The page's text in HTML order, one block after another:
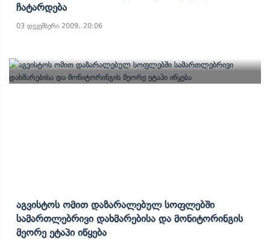
Ჩატარდება
03 დეკემბერი 2009, 20:06
Აგვისტოს Ომით Დაზარალებულ Სოფლებში
Სამართლებრივი Დახმარებისა Და Მონიტორინგის
Მეორე Ეტაპი Იწყება